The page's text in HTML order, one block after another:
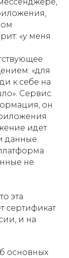
«у меня
«для
к себе на
Сервис
он
идет
данные.
не
эта
сертификат
и на
основных